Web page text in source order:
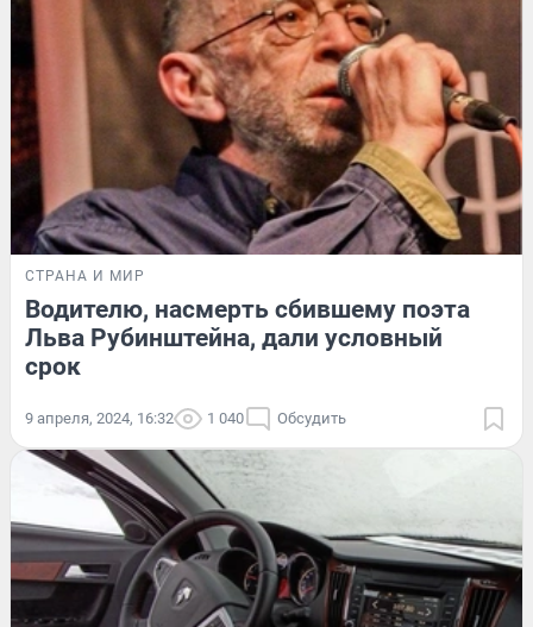
СТРАНА И МИР
Водителю, насмерть сбившему поэта
Льва Рубинштейна, дали условный
срок
9 апреля, 2024, 16:32 1 040 Обсудить